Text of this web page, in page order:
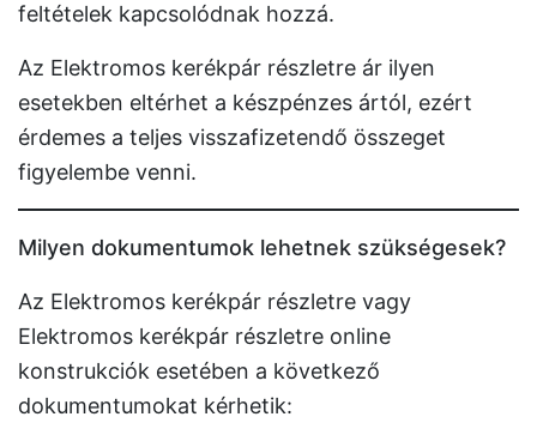
feltételek kapcsolódnak hozzá.
Az Elektromos kerékpár részletre ár ilyen
esetekben eltérhet a készpénzes ártól, ezért
érdemes a teljes visszafizetendő összeget
figyelembe venni.
Milyen dokumentumok lehetnek szükségesek?
Az Elektromos kerékpár részletre vagy
Elektromos kerékpár részletre online
konstrukciók esetében a következő
dokumentumokat kérhetik: